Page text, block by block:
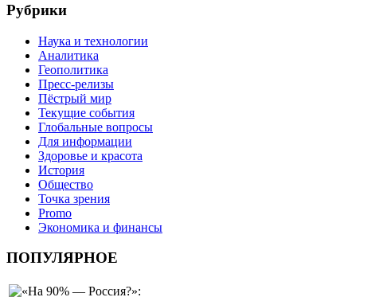
Рубрики
Наука и технологии
Аналитика
Геополитика
Пресс-релизы
Пёстрый мир
Текущие события
Глобальные вопросы
Для информации
Здоровье и красота
История
Общество
Точка зрения
Promo
Экономика и финансы
ПОПУЛЯРНОЕ